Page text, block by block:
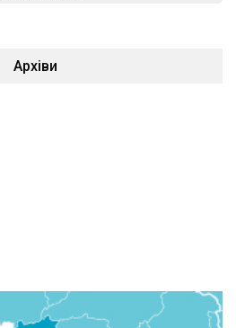
Архіви